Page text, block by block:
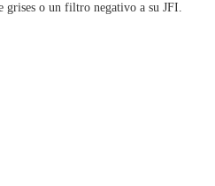
grises o un filtro negativo a su JFI.